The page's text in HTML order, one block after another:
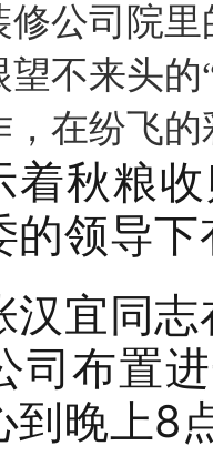
公司院
不来头
，在纷飞
着秋粮
的领导
汉宜同
司布置
到晚上8